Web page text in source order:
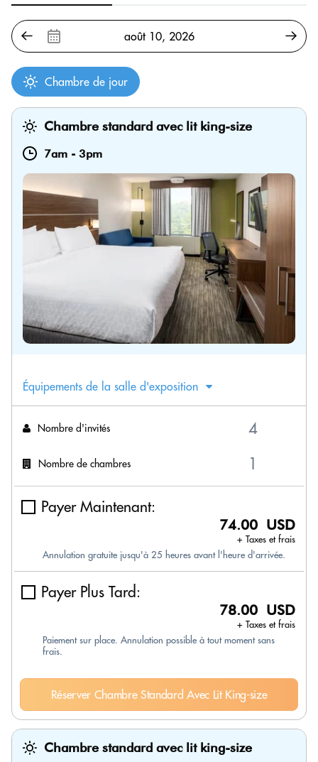
Chambre de jour
Chambre standard avec lit king-size
7am - 3pm
Équipements de la salle d'exposition
Nombre d'invités
Nombre de chambres
Payer Maintenant:
74.00 USD
+ Taxes et frais
Annulation gratuite jusqu'à 25 heures avant l'heure d'arrivée.
Payer Plus Tard:
78.00 USD
+ Taxes et frais
Paiement sur place. Annulation possible à tout moment sans
frais.
Réserver Chambre Standard Avec Lit King-size
Chambre standard avec lit king-size